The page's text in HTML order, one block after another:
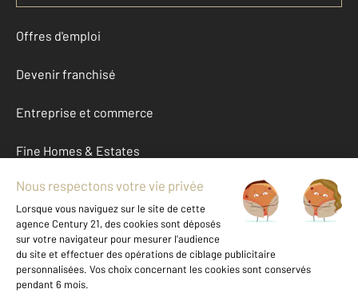
Offres d'emploi
Devenir franchisé
Entreprise et commerce
Fine Homes & Estates
À propos
International
Nous contacter